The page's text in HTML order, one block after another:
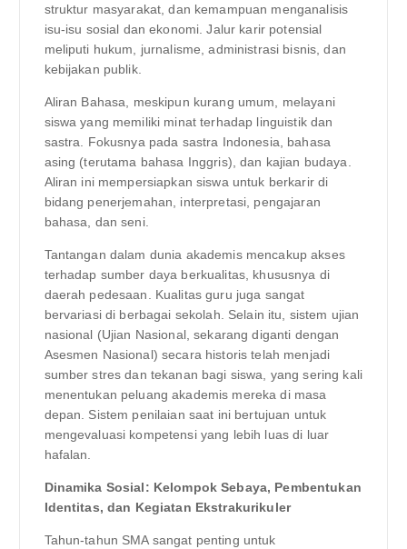
struktur masyarakat, dan kemampuan menganalisis
isu-isu sosial dan ekonomi. Jalur karir potensial
meliputi hukum, jurnalisme, administrasi bisnis, dan
kebijakan publik.
Aliran Bahasa, meskipun kurang umum, melayani
siswa yang memiliki minat terhadap linguistik dan
sastra. Fokusnya pada sastra Indonesia, bahasa
asing (terutama bahasa Inggris), dan kajian budaya.
Aliran ini mempersiapkan siswa untuk berkarir di
bidang penerjemahan, interpretasi, pengajaran
bahasa, dan seni.
Tantangan dalam dunia akademis mencakup akses
terhadap sumber daya berkualitas, khususnya di
daerah pedesaan. Kualitas guru juga sangat
bervariasi di berbagai sekolah. Selain itu, sistem ujian
nasional (Ujian Nasional, sekarang diganti dengan
Asesmen Nasional) secara historis telah menjadi
sumber stres dan tekanan bagi siswa, yang sering kali
menentukan peluang akademis mereka di masa
depan. Sistem penilaian saat ini bertujuan untuk
mengevaluasi kompetensi yang lebih luas di luar
hafalan.
Dinamika Sosial: Kelompok Sebaya, Pembentukan
Identitas, dan Kegiatan Ekstrakurikuler
Tahun-tahun SMA sangat penting untuk